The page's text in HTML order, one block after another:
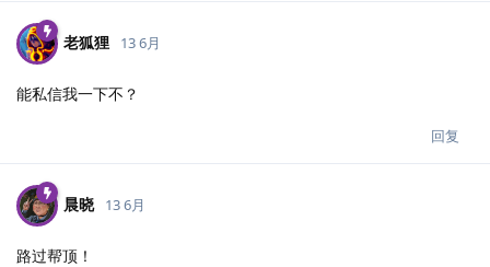
老狐狸 13 6月
能私信我一下不？
回复
晨晓 13 6月
路过帮顶！